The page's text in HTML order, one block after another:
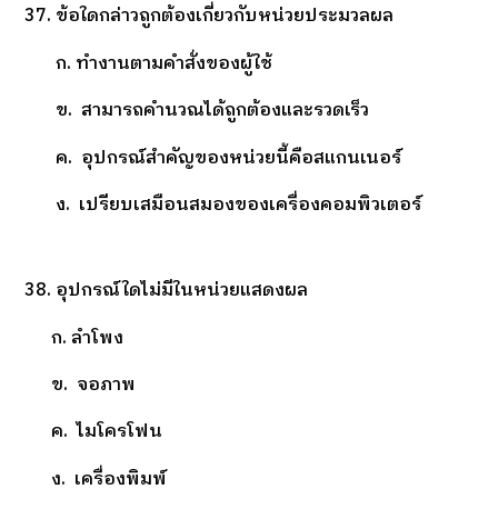
37. ข้อใดกล่าวถูกต้องเกี่ยวกับหน่วยประมวลผล
ก. ทำงานตามคำสั่งของผู้ใช้
ข. สามารถคำนวณได้ถูกต้องและรวดเร็ว
ค. อุปกรณ์สำคัญของหน่วยนี้คือสแกนเนอร์
ง. เปรียบเสมือนสมองของเครื่องคอมพิวเตอร์
38. อุปกรณ์ใดไม่มีในหน่วยแสดงผล
ก. ลำโพง
ข. จอภาพ
ค. ไมโครโฟน
ง. เครื่องพิมพ์